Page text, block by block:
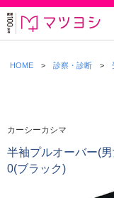
HOME 診察・診断
カーシーカシマ
半袖プルオーバー(
0(ブラック)